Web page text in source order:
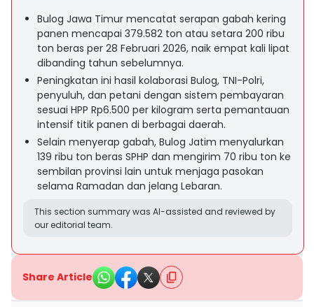
Bulog Jawa Timur mencatat serapan gabah kering
panen mencapai 379.582 ton atau setara 200 ribu
ton beras per 28 Februari 2026, naik empat kali lipat
dibanding tahun sebelumnya.
Peningkatan ini hasil kolaborasi Bulog, TNI-Polri,
penyuluh, dan petani dengan sistem pembayaran
sesuai HPP Rp6.500 per kilogram serta pemantauan
intensif titik panen di berbagai daerah.
Selain menyerap gabah, Bulog Jatim menyalurkan
139 ribu ton beras SPHP dan mengirim 70 ribu ton ke
sembilan provinsi lain untuk menjaga pasokan
selama Ramadan dan jelang Lebaran.
This section summary was AI-assisted and reviewed by
our editorial team.
Share Article